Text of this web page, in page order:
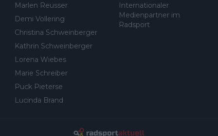
Marlen Reusser
Demi Vollering
Christina Schweinberger
Kathrin Schweinberger
Lorena Wiebes
Marie Schreiber
Puck Pieterse
Lucinda Brand
Internationaler
Medienpartner im
Radsport